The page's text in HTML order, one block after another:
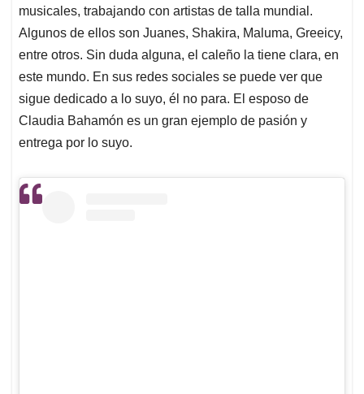
musicales, trabajando con artistas de talla mundial.
Algunos de ellos son Juanes, Shakira, Maluma, Greeicy,
entre otros. Sin duda alguna, el caleño la tiene clara, en
este mundo. En sus redes sociales se puede ver que
sigue dedicado a lo suyo, él no para. El esposo de
Claudia Bahamón es un gran ejemplo de pasión y
entrega por lo suyo.